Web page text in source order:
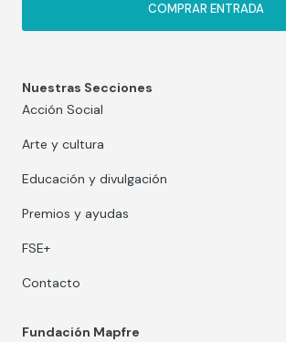
COMPRAR ENTRADA
Nuestras Secciones
Acción Social
Arte y cultura
Educación y divulgación
Premios y ayudas
FSE+
Contacto
Fundación Mapfre